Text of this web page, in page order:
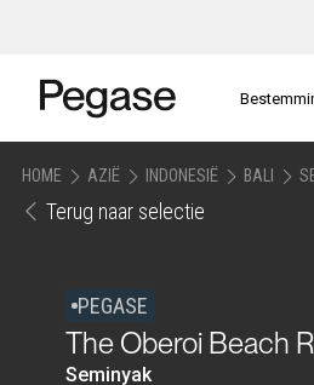
HOME AZIË INDONESIË BALI
Terug naar selectie
PEGASE
The Oberoi Beach
Seminyak